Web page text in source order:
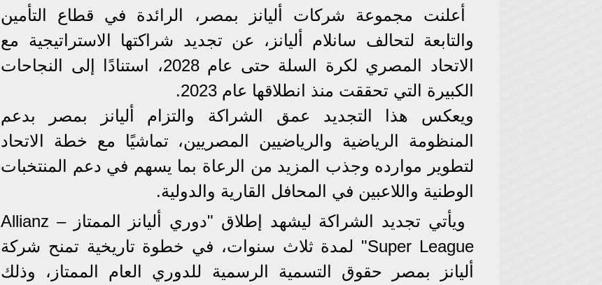
أعلنت مجموعة شركات أليانز بمصر، الرائدة في قطاع التأمين
والتابعة لتحالف سانلام أليانز، عن تجديد شراكتها الاستراتيجية مع
الاتحاد المصري لكرة السلة حتى عام 2028، استنادًا إلى النجاحات
الكبيرة التي تحققت منذ انطلاقها عام 2023.
ويعكس هذا التجديد عمق الشراكة والتزام أليانز بمصر بدعم
المنظومة الرياضية والرياضيين المصريين، تماشيًا مع خطة الاتحاد
لتطوير موارده وجذب المزيد من الرعاة بما يسهم في دعم المنتخبات
الوطنية واللاعبين في المحافل القارية والدولية.
ويأتي تجديد الشراكة ليشهد إطلاق "دوري أليانز الممتاز – Allianz
Super League" لمدة ثلاث سنوات، في خطوة تاريخية تمنح شركة
أليانز بمصر حقوق التسمية الرسمية للدوري العام الممتاز، وذلك